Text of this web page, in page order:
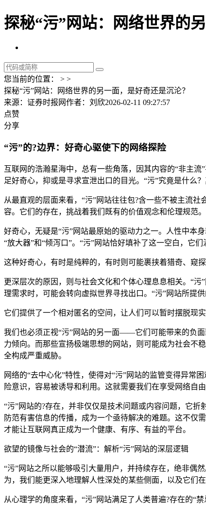
探秘“污”网站：网络世界的
您当前的位置： > >
探秘“污”网站：网络世界的另一面，是好奇还是沉沦？
来源：证券时报网作者：刘欣2026-02-11 09:27:57
点赞
分享
“污”的?边界：好奇心驱使下的网络探险
互联网的浩瀚星海中，总有一些角落，因其内容的“非主
足好奇心，抑或是寻求宣泄出口的目光。“污”究竟是什么
从最直观的层面来看，“污”网站往往包?含一些不被主流
容。它们的存在，挑战着我们既有的价值观念和伦理规范
好奇心，无疑是“污”网站最原始的驱动力之一。人性中本
“放大器”和“倾泻口”。“污”网站恰好填补了这一空白，它
这种好奇心，有时是纯粹的，有时则可能裹挟着猎奇、窥
更深层次的原因，则与社会文化和个体心理息息相关。“
理需求时，可能会转向虚拟世界寻找出口。“污”网站所提
它们提供了一个相对匿名的空间，让人们可以暂时摆脱现
我们也必须正视“污”网站的另一面——它们可能带来的负
力倾向。而那些宣扬极端思想的网站，则可能成为社会不
全构成严重威胁。
网络的“去中心化”特性，使得对“污”网站的监管变得异常
险意识，容易被诱导和利用。这就需要我们在享受网络自
“污”网站的?存在，并非仅仅是技术问题或内容问题，它
防范有害信息的传播，成为一个亟待解决的难题。这不仅
才能让互联网真正成为一个健康、有序、有益的平台。
欲望的镜像与社会的“潜流”：解析“污”网站的深层逻辑
“污”网站之所以能够吸引大量用户，并持续存在，绝非偶
为，我们能更深入地理解人性深处的某些侧面，以及它们
从心理学的角度来看，“污”网站满足了人类普遍?存在的“